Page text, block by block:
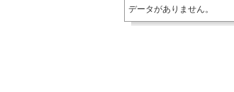
データがありません。